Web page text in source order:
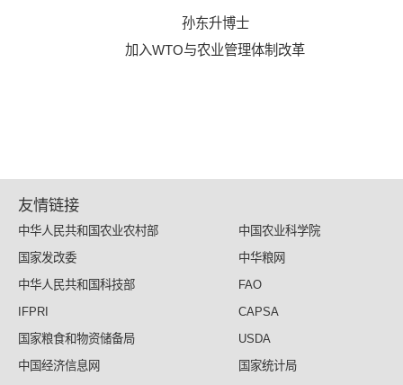
孙东升博士
加入WTO与农业管理体制改革
友情链接
中华人民共和国农业农村部
中国农业科学院
国家发改委
中华粮网
中华人民共和国科技部
FAO
IFPRI
CAPSA
国家粮食和物资储备局
USDA
中国经济信息网
国家统计局